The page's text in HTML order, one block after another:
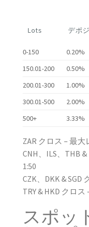
Lots デポ
0-150 0.20%
150.01-200
0.50%
200.01-300
1.00%
300.01-500
2.00%
500+
3.33%
ZAR クロス – 最大
CNH、ILS、THB
1:50
CZK、DKK & SGD
TRY & HKD クロ
スポッ